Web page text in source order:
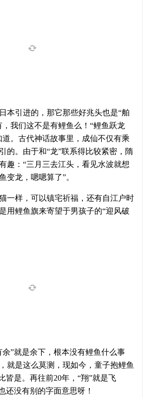
本引进的，那它那些好兆头也是“舶
我们这不是有鲤鱼么！“鲤鱼跃龙
道。古代神话故事里，成仙不仅有乘
的。由于和“龙”联系得比较紧密，隋
趣：“三月三去江头，看见水波就想
变龙，嗯嗯算了”。
一样，可以镇宅祈福，还有自江户时
用鲤鱼旗来寄望于男孩子的“迎风破
”就是余下，根本没有鲤鱼什么事
就是这么莫测，现如今，童子抱鲤鱼
皆是。再往前20年，“翔”就是飞
还没有别的字面意思呀！